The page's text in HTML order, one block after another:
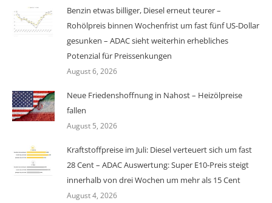
Benzin etwas billiger, Diesel erneut teurer –
Rohölpreis binnen Wochenfrist um fast fünf US-Dollar
gesunken – ADAC sieht weiterhin erhebliches
Potenzial für Preissenkungen
August 6, 2026
Neue Friedenshoffnung in Nahost – Heizölpreise
fallen
August 5, 2026
Kraftstoffpreise im Juli: Diesel verteuert sich um fast
28 Cent – ADAC Auswertung: Super E10-Preis steigt
innerhalb von drei Wochen um mehr als 15 Cent
August 4, 2026